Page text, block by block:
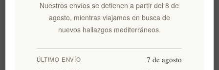
Mi cuenta
Nuestros envíos se detienen a partir del 8 de
agosto, mientras viajamos en busca de
nuevos hallazgos mediterráneos.
ÚLTIMO ENVÍO 7 de agosto